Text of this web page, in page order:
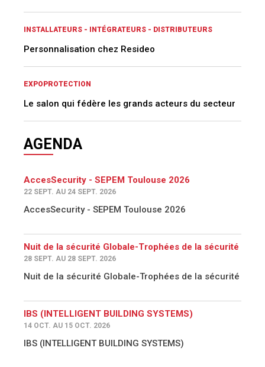
INSTALLATEURS - INTÉGRATEURS - DISTRIBUTEURS
Personnalisation chez Resideo
EXPOPROTECTION
Le salon qui fédère les grands acteurs du secteur
AGENDA
AccesSecurity - SEPEM Toulouse 2026
22 SEPT. AU 24 SEPT. 2026
AccesSecurity - SEPEM Toulouse 2026
Nuit de la sécurité Globale-Trophées de la sécurité
28 SEPT. AU 28 SEPT. 2026
Nuit de la sécurité Globale-Trophées de la sécurité
IBS (INTELLIGENT BUILDING SYSTEMS)
14 OCT. AU 15 OCT. 2026
IBS (INTELLIGENT BUILDING SYSTEMS)